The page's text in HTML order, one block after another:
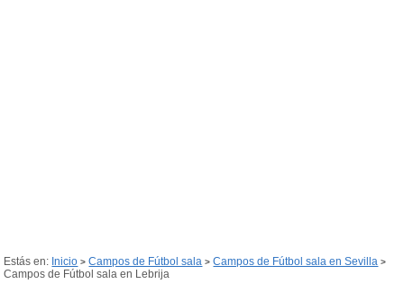
Estás en: Inicio >Campos de Fútbol sala >Campos de Fútbol sala en Sevilla >
Campos de Fútbol sala en Lebrija